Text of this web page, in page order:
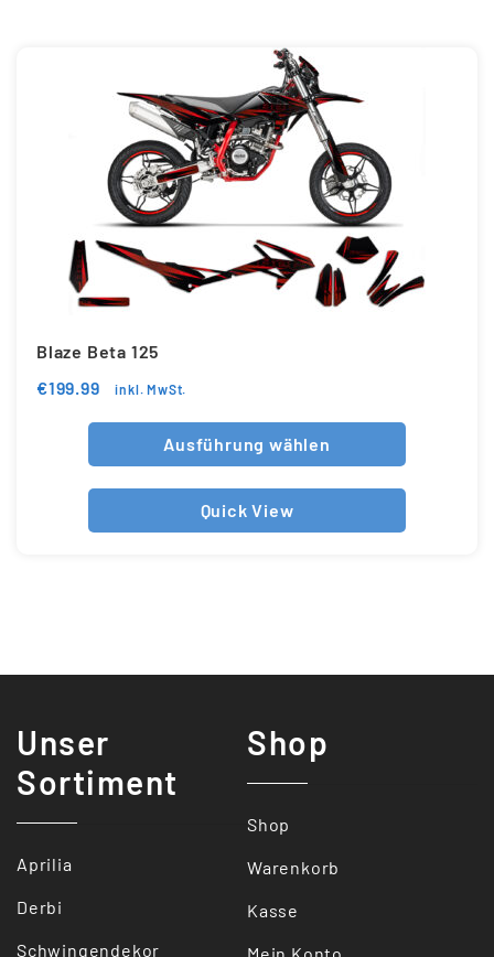
Blaze Beta 125
€199.99 inkl. MwSt.
Ausführung wählen
Quick View
Unser
Sortiment
Aprilia
Derbi
Schwingendekor
Shop
Shop
Warenkorb
Kasse